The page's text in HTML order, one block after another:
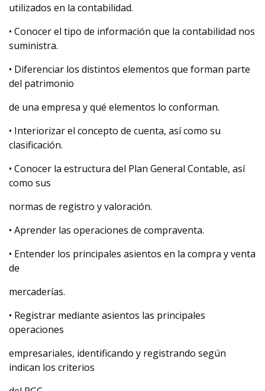
utilizados en la contabilidad.
• Conocer el tipo de información que la contabilidad nos
suministra.
• Diferenciar los distintos elementos que forman parte
del patrimonio
de una empresa y qué elementos lo conforman.
• Interiorizar el concepto de cuenta, así como su
clasificación.
• Conocer la estructura del Plan General Contable, así
como sus
normas de registro y valoración.
• Aprender las operaciones de compraventa.
• Entender los principales asientos en la compra y venta
de
mercaderías.
• Registrar mediante asientos las principales
operaciones
empresariales, identificando y registrando según
indican los criterios